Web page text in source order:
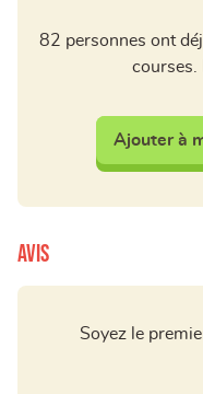
82 personnes ont
courses.
Ajouter à
Avis
Soyez le